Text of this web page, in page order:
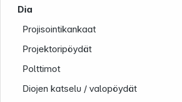
Dia
Projisointikankaat
Projektoripöydät
Polttimot
Diojen katselu / valopöydät